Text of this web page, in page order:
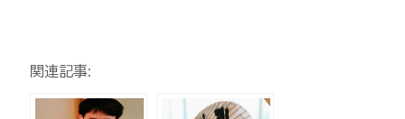
関連記事: